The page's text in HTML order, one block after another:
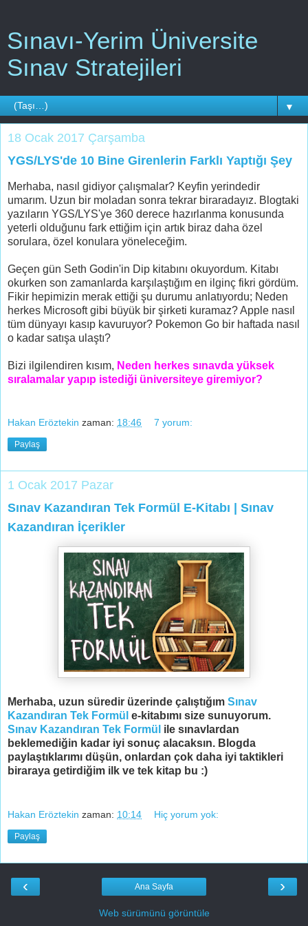
Sınavı-Yerim Üniversite
Sınav Stratejileri
▼
18 Ocak 2017 Çarşamba
YGS/LYS'de 10 Bine Girenlerin Farklı Yaptığı Şey
Merhaba, nasıl gidiyor çalışmalar? Keyfin yerindedir
umarım. Uzun bir moladan sonra tekrar biraradayız. Blogtaki
yazıların YGS/LYS'ye 360 derece hazırlanma konusunda
yeterli olduğunu fark ettiğim için artık biraz daha özel
sorulara, özel konulara yöneleceğim.
Geçen gün Seth Godin'in Dip kitabını okuyordum. Kitabı
okurken son zamanlarda karşılaştığım en ilginç fikri gördüm.
Fikir hepimizin merak ettiği şu durumu anlatıyordu; Neden
herkes Microsoft gibi büyük bir şirketi kuramaz? Apple nasıl
tüm dünyayı kasıp kavuruyor? Pokemon Go bir haftada nasıl
o kadar satışa ulaştı?
Bizi ilgilendiren kısım, Neden herkes sınavda yüksek
sıralamalar yapıp istediği üniversiteye giremiyor?
Hakan Eröztekin zaman: 18:46 7 yorum:
Paylaş
1 Ocak 2017 Pazar
Sınav Kazandıran Tek Formül E-Kitabı | Sınav
Kazandıran İçerikler
Merhaba, uzun süredir üzerinde çalıştığım Sınav
Kazandıran Tek Formül e-kitabımı size sunuyorum.
Sınav Kazandıran Tek Formül ile sınavlardan
beklemediğin kadar iyi sonuç alacaksın. Blogda
paylaştıklarımı düşün, onlardan çok daha iyi taktikleri
biraraya getirdiğim ilk ve tek kitap bu :)
Hakan Eröztekin zaman: 10:14 Hiç yorum yok:
Paylaş
‹ ›
Ana Sayfa
Web sürümünü görüntüle